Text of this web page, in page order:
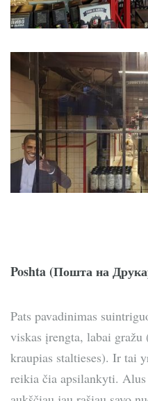
Poshta (Пошта на
Pats pavadinimas
viskas įrengta, labai gražu
kraupias staltieses). Ir tai
reikia čia apsilankyti.